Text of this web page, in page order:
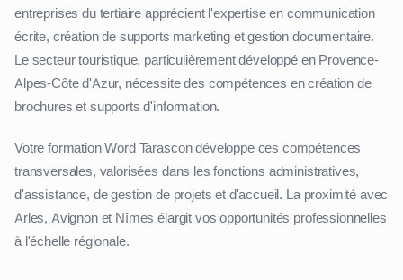
entreprises du tertiaire apprécient l'expertise en communication
écrite, création de supports marketing et gestion documentaire.
Le secteur touristique, particulièrement développé en Provence-
Alpes-Côte d'Azur, nécessite des compétences en création de
brochures et supports d'information.
Votre formation Word Tarascon développe ces compétences
transversales, valorisées dans les fonctions administratives,
d'assistance, de gestion de projets et d'accueil. La proximité avec
Arles, Avignon et Nîmes élargit vos opportunités professionnelles
à l'échelle régionale.